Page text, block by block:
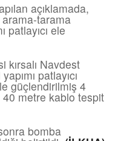
açıklamada,
arama-tarama
patlayıcı ele
kırsalı Navdest
patlayıcı
güçlendirilmiş 4
metre kablo tespit
bomba